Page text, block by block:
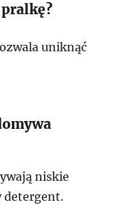
uniknąć
niskie
detergent.